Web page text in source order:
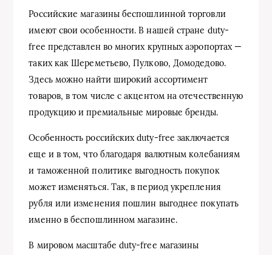
Российские магазины беспошлинной торговли
имеют свои особенности. В нашей стране duty-
free представлен во многих крупных аэропортах —
таких как Шереметьево, Пулково, Домодедово.
Здесь можно найти широкий ассортимент
товаров, в том числе с акцентом на отечественную
продукцию и премиальные мировые бренды.
Особенность российских duty-free заключается
еще и в том, что благодаря валютным колебаниям
и таможенной политике выгодность покупок
может изменяться. Так, в период укрепления
рубля или изменения пошлин выгоднее покупать
именно в беспошлинном магазине.
В мировом масштабе duty-free магазины